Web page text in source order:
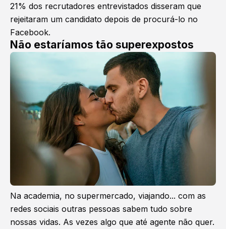
21% dos recrutadores entrevistados disseram que
rejeitaram um candidato depois de procurá-lo no
Facebook.
Não estaríamos tão superexpostos
Na academia, no supermercado, viajando... com as
redes sociais outras pessoas sabem tudo sobre
nossas vidas. As vezes algo que até agente não quer.